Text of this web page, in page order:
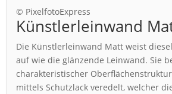
© PixelfotoExpress
Künstlerleinwand
Die Künstlerleinwand Matt weist
auf wie die glänzende Leinwand. Sie
charakteristischer
mittels Schutzlack veredelt, welcher